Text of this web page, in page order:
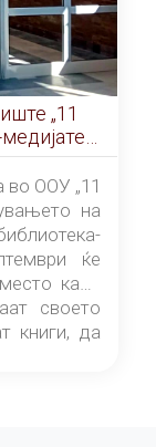
„11
ООУ „11
на
ќе
каде
своето
книги, да